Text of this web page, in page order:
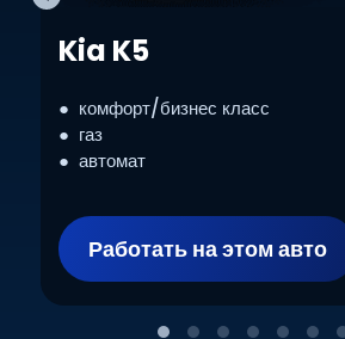
Kia K5
● комфорт/бизнес класс
● газ
● автомат
Работать на этом авто